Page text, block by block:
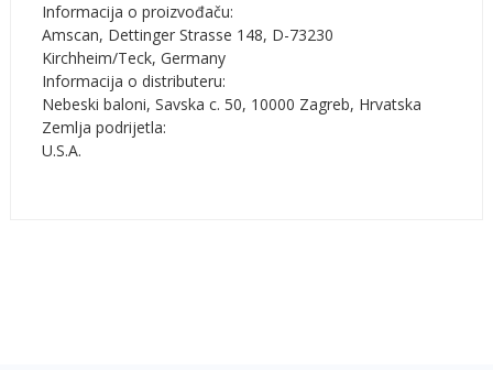
Informacija o proizvođaču:
Amscan, Dettinger Strasse 148, D-73230
Kirchheim/Teck, Germany
Informacija o distributeru:
Nebeski baloni, Savska c. 50, 10000 Zagreb, Hrvatska
Zemlja podrijetla:
U.S.A.